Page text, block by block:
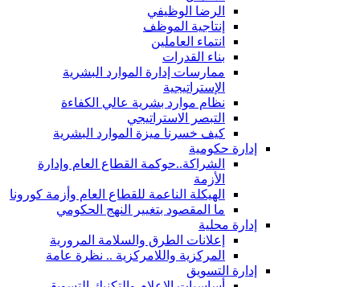
الرضا الوظيفي
إنتاجية الموظف
انتماء العاملين
بناء القدرات
ممارسات إدارة الموارد البشرية
الإستراتيجية
نظام موارد بشرية عالي الكفاءة
التبصر الاستراتيجي
كيف خسرنا ميزة الموارد البشرية
إدارة حكومية
الشراكة..حوكمة القطاع العام وإدارة
الأزمة
الهيكلة الناعمة للقطاع العام وأزمة كورونا
ما المقصود بتغيير النهج الحكومي
إدارة محلية
إعلانات الطرق والسلامة المرورية
المركزية واللامركزية .. نظرة عامة
إدارة التسويق